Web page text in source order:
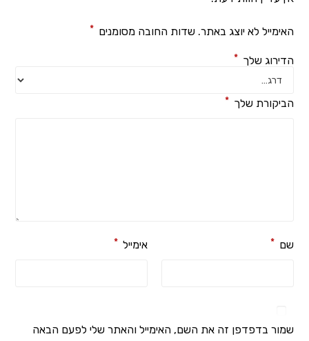
האימייל לא יוצג באתר. שדות החובה מסומנים *
הדירוג שלך *
הביקורת שלך *
שם * אימייל *
שמור בדפדפן זה את השם, האימייל והאתר שלי לפעם הבאה